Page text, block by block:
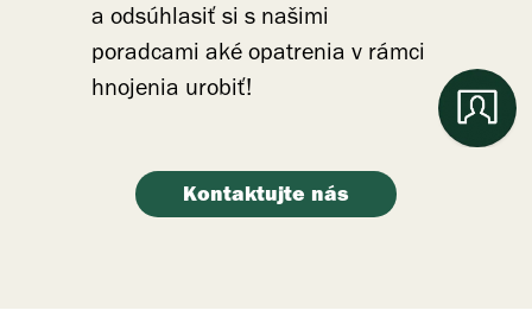
a odsúhlasiť si s našimi
poradcami aké opatrenia v rámci
hnojenia urobiť!
Kontaktujte nás